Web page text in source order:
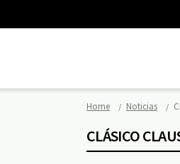
Home Noticias
CLÁSICO